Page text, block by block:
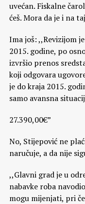
uvećan. Fiskalne
ćeš. Mora da je i na
Ima još: ,,Revizijom
2015. godine, po
izvršio prenos
koji odgovara
je do kraja 2015.
samo avansna
27.390,00€”
No, Stijepović ne
naručuje, a da nije
,,Glavni grad je u
nabavke roba
mogu mijenjati, pri